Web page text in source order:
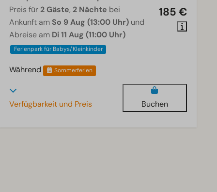
185 €
Preis für 2 Gäste, 2 Nächte bei
Ankunft am So 9 Aug (13:00 Uhr) und
Abreise am Di 11 Aug (11:00 Uhr)
Ferienpark für Babys/Kleinkinder
Während Sommerferien
Verfügbarkeit und Preis Buchen